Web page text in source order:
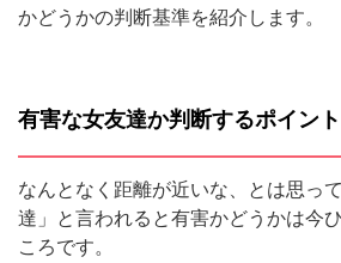
かどうかの判断基準を紹介します。
有害な女友達か判断するポイント
なんとなく距離が近いな、とは思っ
達」と言われると有害かどうかは今
ころです。